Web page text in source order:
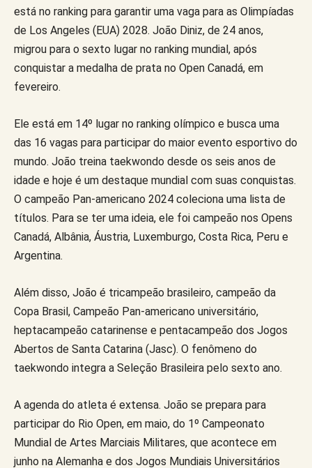
está no ranking para garantir uma vaga para as Olimpíadas
de Los Angeles (EUA) 2028. João Diniz, de 24 anos,
migrou para o sexto lugar no ranking mundial, após
conquistar a medalha de prata no Open Canadá, em
fevereiro.
Ele está em 14º lugar no ranking olímpico e busca uma
das 16 vagas para participar do maior evento esportivo do
mundo. João treina taekwondo desde os seis anos de
idade e hoje é um destaque mundial com suas conquistas.
O campeão Pan-americano 2024 coleciona uma lista de
títulos. Para se ter uma ideia, ele foi campeão nos Opens
Canadá, Albânia, Áustria, Luxemburgo, Costa Rica, Peru e
Argentina.
Além disso, João é tricampeão brasileiro, campeão da
Copa Brasil, Campeão Pan-americano universitário,
heptacampeão catarinense e pentacampeão dos Jogos
Abertos de Santa Catarina (Jasc). O fenômeno do
taekwondo integra a Seleção Brasileira pelo sexto ano.
A agenda do atleta é extensa. João se prepara para
participar do Rio Open, em maio, do 1º Campeonato
Mundial de Artes Marciais Militares, que acontece em
junho na Alemanha e dos Jogos Mundiais Universitários